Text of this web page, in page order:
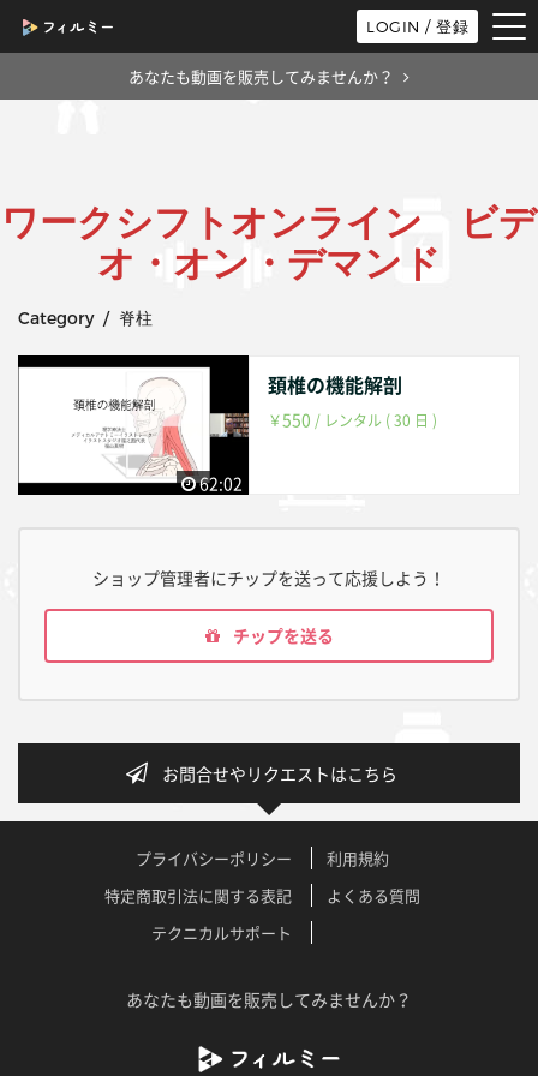
LOGIN / 登録
あなたも動画を販売してみませんか？
ワークシフトオンライン ビデ
オ・オン・デマンド
Category / 脊柱
62:02
頚椎の機能解剖
￥550 / レンタル ( 30 日 )
ショップ管理者にチップを送って応援しよう！
チップを送る
お問合せやリクエストはこちら
プライバシーポリシー
利用規約
特定商取引法に関する表記
よくある質問
テクニカルサポート
あなたも動画を販売してみませんか？